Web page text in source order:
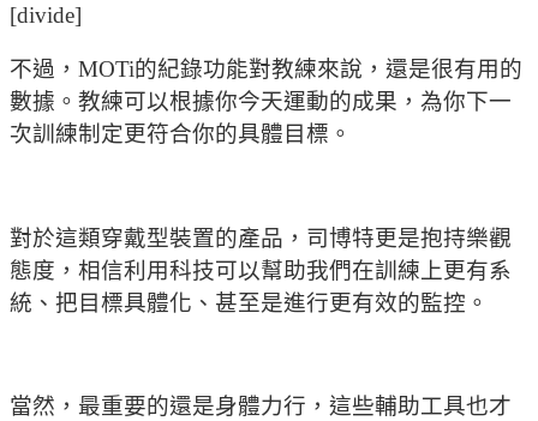
[divide]
不過，MOTi的紀錄功能對教練來說，還是很有用的
數據。教練可以根據你今天運動的成果，為你下一
次訓練制定更符合你的具體目標。
對於這類穿戴型裝置的產品，司博特更是抱持樂觀
態度，相信利用科技可以幫助我們在訓練上更有系
統、把目標具體化、甚至是進行更有效的監控。
當然，最重要的還是身體力行，這些輔助工具也才